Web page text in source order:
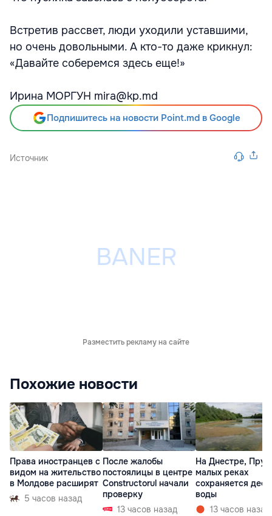
Встретив рассвет, люди уходили уставшими,
но очень довольными. А кто-то даже крикнул:
«Давайте соберемся здесь еще!»
Ирина МОРГУН mira@kp.md
Подпишитесь на новости Point.md в Google
Источник
Разместить рекламу на сайте
Похожие новости
Права иностранцев с
видом на жительство
в Молдове расширят
5 часов назад
После жалобы
постоялицы в центре
Constructorul начали
проверку
13 часов назад
На Днестре,
малых реках
сохраняется
воды
13 часов назад